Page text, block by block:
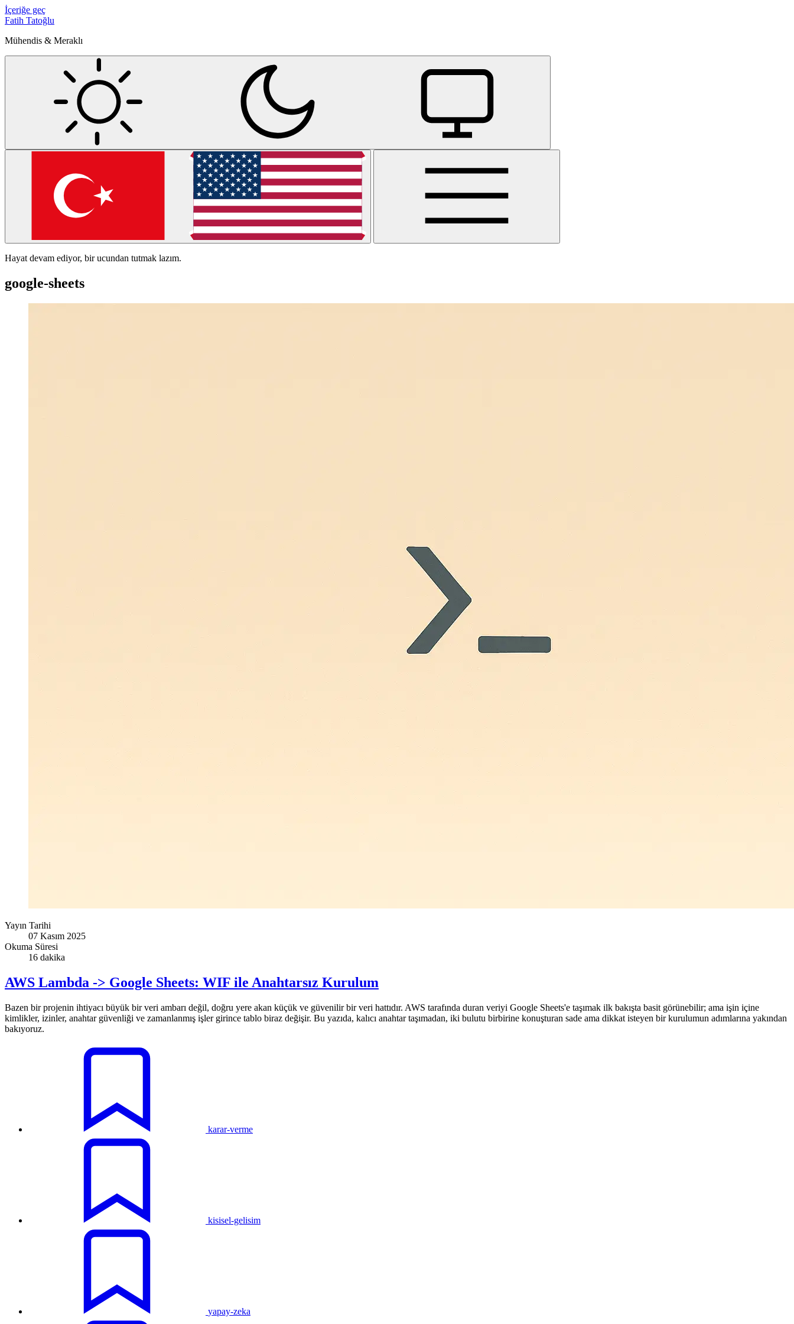
İçeriğe geç
Fatih Tatoğlu
Mühendis & Meraklı
Hayat devam ediyor, bir ucundan tutmak lazım.
google-sheets
Yayın Tarihi
07 Kasım 2025
Okuma Süresi
16 dakika
AWS Lambda -> Google Sheets: WIF ile Anahtarsız Kurulum
Bazen bir projenin ihtiyacı büyük bir veri ambarı değil, doğru yere akan küçük ve güvenilir bir veri hattıdır. AWS tarafında duran veriyi Google Sheets'e taşımak ilk bakışta basit görünebilir; ama işin içine
kimlikler, izinler, anahtar güvenliği ve zamanlanmış işler girince tablo biraz değişir. Bu yazıda, kalıcı anahtar taşımadan, iki bulutu birbirine konuşturan sade ama dikkat isteyen bir kurulumun adımlarına yakından
bakıyoruz.
karar-verme
kisisel-gelisim
yapay-zeka